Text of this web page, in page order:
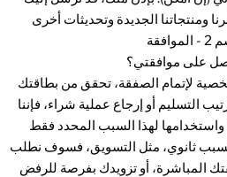
على موافقتي؟
لإتمام الصفقة، تحقق من بطاقتك
التسليم أو إرجاع عملية شراء، فإننا
لسبب ثانوي، مثل التسويق، فسوف نطلب